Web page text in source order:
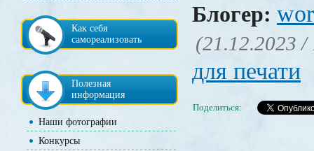
Как себя
самореализовать
Полезная
информация
Наши фотографии
Конкурсы
Блогер:
(21.12.2023 /
для печати
Поделиться: